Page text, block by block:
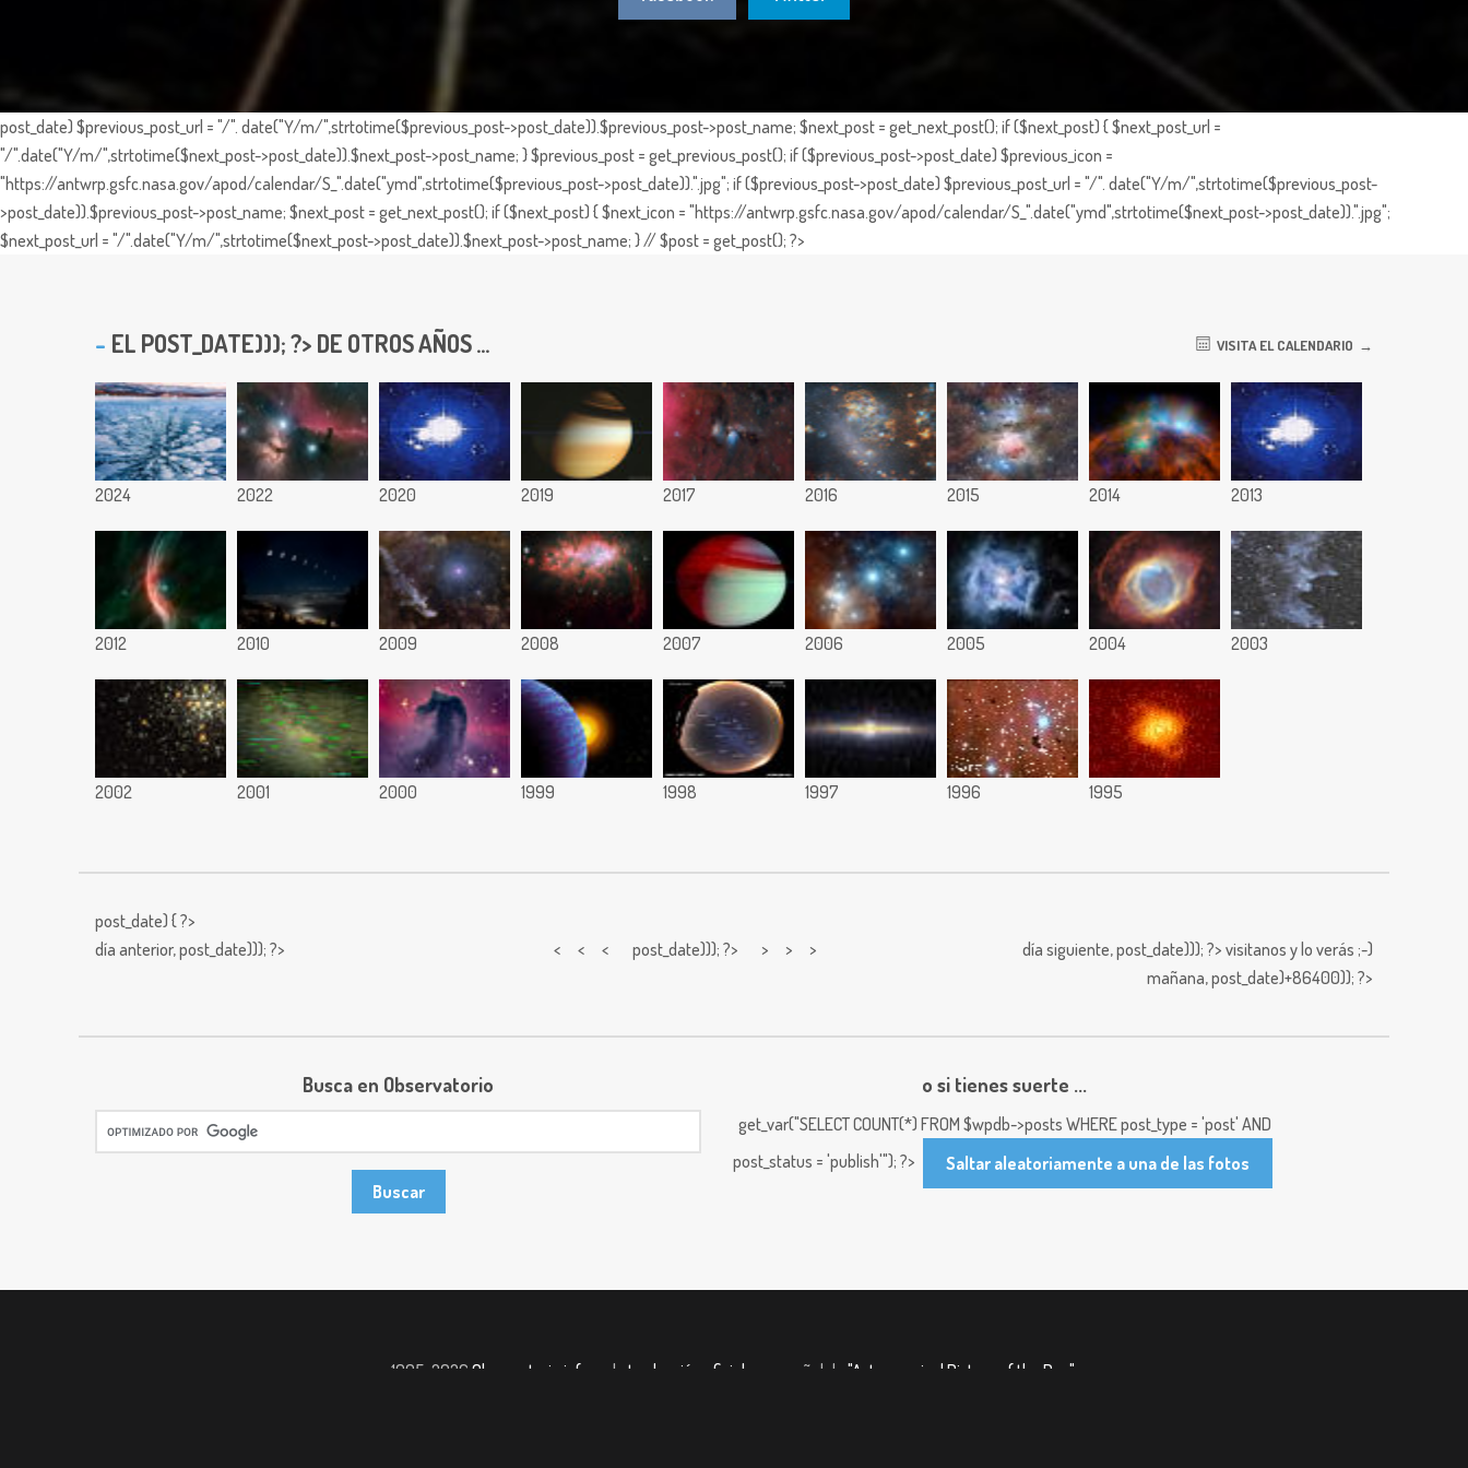
post_date) $previous_post_url = "/". date("Y/m/",strtotime($previous_post->post_date)).$previous_post->post_name; $next_post = get_next_post(); if ($next_post) { $next_post_url =
"/".date("Y/m/",strtotime($next_post->post_date)).$next_post->post_name; } $previous_post = get_previous_post(); if ($previous_post->post_date) $previous_icon =
"https://antwrp.gsfc.nasa.gov/apod/calendar/S_".date("ymd",strtotime($previous_post->post_date)).".jpg"; if ($previous_post->post_date) $previous_post_url = "/". date("Y/m/",strtotime($previous_post-
>post_date)).$previous_post->post_name; $next_post = get_next_post(); if ($next_post) { $next_icon = "https://antwrp.gsfc.nasa.gov/apod/calendar/S_".date("ymd",strtotime($next_post->post_date)).".jpg";
$next_post_url = "/".date("Y/m/",strtotime($next_post->post_date)).$next_post->post_name; } // $post = get_post(); ?>
EL POST_DATE))); ?> DE OTROS AÑOS ... VISITA EL CALENDARIO
2024 2022 2020 2019 2017 2016 2015 2014 2013
2012 2010 2009 2008 2007 2006 2005 2004 2003
2002 2001 2000 1999 1998 1997 1996 1995
post_date) { ?>
día anterior,post_date))); ?> < < < post_date))); ?> > > > día siguiente,post_date))); ?> visitanos y lo verás ;-)
mañana,post_date)+86400)); ?>
Busca en Observatorio o si tienes suerte ...
get_var("SELECT COUNT(*) FROM $wpdb->posts WHERE post_type = 'post' AND
post_status = 'publish'"); ?>
Saltar aleatoriamente a una de las fotos
1995-2026 Observatorio.info es la traducción oficial en español de "Astronomical Picture of the Day"